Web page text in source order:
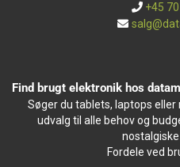
+45 70
Find brugt elektronik hos
Søger du tablets, laptops
udvalg til alle behov og
Fordele ved